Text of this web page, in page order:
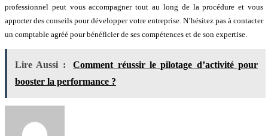
professionnel peut vous accompagner tout au long de la procédure et vous
apporter des conseils pour développer votre entreprise. N’hésitez pas à contacter
un comptable agréé pour bénéficier de ses compétences et de son expertise.
Lire Aussi :
Comment réussir le pilotage d’activité pour
booster la performance ?